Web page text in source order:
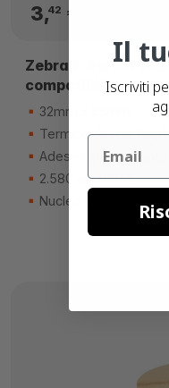
3,42 €
Zebra Z-Select
compatibili
32mm x 25mm
Termico diretto (top)
Adesivo permanente
2.580 etichette
Nucleo di 25mm
Il
Iscriviti
Email